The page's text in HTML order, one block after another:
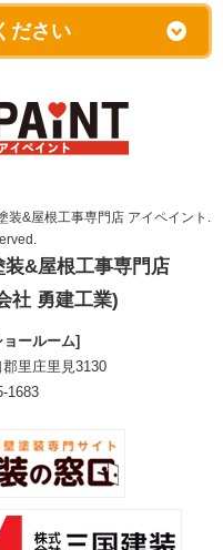
&屋根工事専門店 アイペイント.
&屋根工事専門店
社 勇建工業)
ールーム]
里庄里見3130
1683